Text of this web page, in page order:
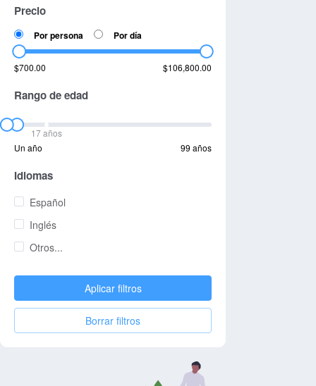
Precio
Por persona Por día
$700.00 $106,800.00
Rango de edad
17 años
Un año
99 años
Idiomas
Español
Inglés
Otros...
Aplicar filtros
Borrar filtros